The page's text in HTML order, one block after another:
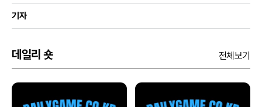
기자
데일리 숏 전체보기